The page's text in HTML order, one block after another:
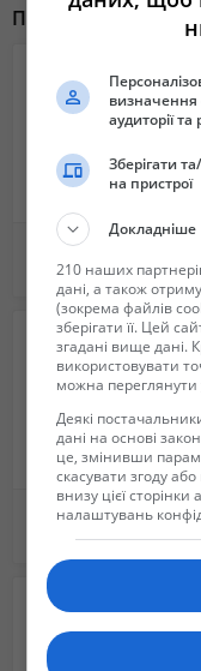
Похожие
280 грн.
Продаётся Книга
290 грн.
визначення
аудиторії
Зберігати
на пристрої
Докладніше
210 наших
дані, а також
(зокрема файлів
зберігати її. Цей
згадані вище дані.
використовувати
можна переглянути
Деякі
дані на основі
це, змінивши
скасувати згоду
внизу цієї
налаштувань